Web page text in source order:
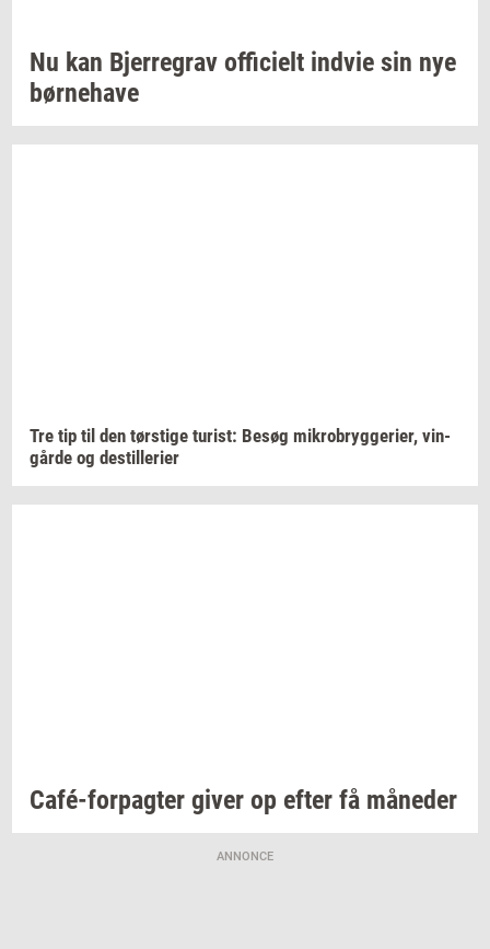
Nu kan Bjer­re­grav of­fi­ci­elt ind­vie sin nye
bør­ne­ha­ve
Tre tip til den tørsti­ge turist: Besøg mi­kro­bryg­ge­ri­er, vin­
går­de og destil­le­ri­er
Café-​forpagter giver op efter få må­ne­der
ANNONCE